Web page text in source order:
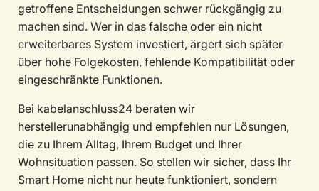
getroffene Entscheidungen schwer rückgängig zu
machen sind. Wer in das falsche oder ein nicht
erweiterbares System investiert, ärgert sich später
über hohe Folgekosten, fehlende Kompatibilität oder
eingeschränkte Funktionen.
Bei kabelanschluss24 beraten wir
herstellerunabhängig und empfehlen nur Lösungen,
die zu Ihrem Alltag, Ihrem Budget und Ihrer
Wohnsituation passen. So stellen wir sicher, dass Ihr
Smart Home nicht nur heute funktioniert, sondern